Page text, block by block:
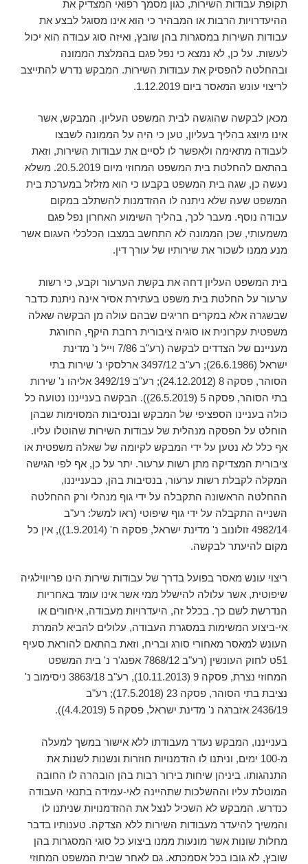
תקופת עבודות השירות, כגון מסמך רפואי המצדיק את
ההיעדרויות הרבות או המבהיר כי הוא אינו מסוגל לבצע את
עבודות השירות במסגרות בהן שובץ, ואיזה סוג עבודה הוא יכול
לעשות. על כן, לא נמצא כי נפל פגם בהמלצת הממונה
ובהחלטה להפסיק את עבודות השירות. המבקש נדרש להתייצב
לריצוי עונש המאסר ביום 1.12.2019.
מכאן לבקשה שהוגשה לבית המשפט העליון. המבקש, אשר
אינו מיוצג בהליך בעליון, טען כי היה על הממונה לשבצו
לעבודה מתאימה ולאפשר לו לסיים את עבודות השירות, וזאת
בהתאם להחלטת בית המשפט המחוזי מיום 20.5.2019. משלא
נעשה כן, שגה בית המשפט בקבעו כי הוא מזלזל במערכת בית
המשפט שעה שלא ניתנה לו ההזדמנות להשתלב במקום
עבודה נוסף. מעבר לכך, בהליך השימוע האחרון נפל פגם
משמעותי, שכן הממונה לא התחשב במצבו הכלכלי העגום אשר
מנע ממנו לשכור את שירותיו של עורך דין.
בית המשפט העליון דחה את בקשת הערעור וקבע, כי רשות
ערעור על החלטת בית משפט בעתירת אסיר אינה ניתנת כדבר
שבשגרה אלא במקרים חריגים שבהם עולה מן הבקשה שאלה
משפטית עקרונית או סוגיה ציבורית רחבת היקף, החורגת
מעניינם של הצדדים לבקשה (רע"ב 7/86 וייל נ' מדינת
ישראל (26.6.1986); רע"ב 3497/12 ארלסקי נ' שירות בתי
הסוהר, פסקה 8 (24.12.2012); רע"ב 3492/19 אליהו נ' שירות
בתי הסוהר, פסקה 5 (26.5.2019)). הבקשה בענייננו נטועה כל
כולה בעניינו הספציפי של המבקש ובנסיבות המסוימות שבהן
הוחלט על הפסקה מנהלית של עבודות השירות שהוטלו עליו.
אף כלל לא נטען על ידי המבקש לקיומה של שאלה משפטית או
ציבורית המצדיקה מתן רשות ערעור. יתר על כן, אף לפי הגישה
המקלה לקבלת רשות ערעור, בנסיבות בהן, כבענייננו,
ההחלטה הראשונה התקבלה על ידי גוף מנהלי ורק ההחלטה
השנייה התקבלה על ידי גוף שיפוטי (ראו למשל: רע"ב
4982/14 זולונוב נ' מדינת ישראל, פסקה ח' (1.9.2014)), אין כל
מקום להיעתר לבקשה.
ריצוי עונש מאסר בפועל בדרך של עבודות שירות הינו פריווילגיה
שיפוטית, אשר עלולה להישלל ממי אשר אינו עומד באחריות
הנדרשת לשם כך. בכלל זה, היעדרויות מעבודה, איחורים או
אי-ביצוע המשימות במסגרת העבודה, עלולים להביא להמרת
העונש למאסר מאחורי סורג ובריח, וזאת בהתאם להוראת סעיף
51ט לחוק העונשין (רע"ב 7868/12 אפנג'ר נ' בית המשפט
המחוזי נצרת, פסקה 9 (10.11.2013), רע"ב 3863/18 ניסימוב נ'
נציבת בתי הסוהר, פסקה 23 (17.5.2018); רע"ב
2436/19 אזברגה נ' מדינת ישראל, פסקה 5 (4.4.2019)).
בענייננו, המבקש נעדר מעבודתו ללא אישור במשך למעלה
מ-100 ימים, וניתנו לו הזדמנויות חוזרות ונשנות לשנות את
התנהגותו. ביניהן שיחות בירור רבות בהן הובהרה לו החובה
המוטלת עליו וההשלכות שתהיינה לאי-עמידה בתנאי העבודה
כנדרש. המבקש לא השכיל לנצל את ההזדמנויות שניתנו לו
והמשיך להיעדר מעבודות השירות ללא הצדקה. טענותיו בדבר
מחלות שונות אשר מונעות ממנו ביצוע כל סוגי המסגרות בהן
שובץ, לא גובו בכל אסמכתא. גם לאחר שבית המשפט המחוזי